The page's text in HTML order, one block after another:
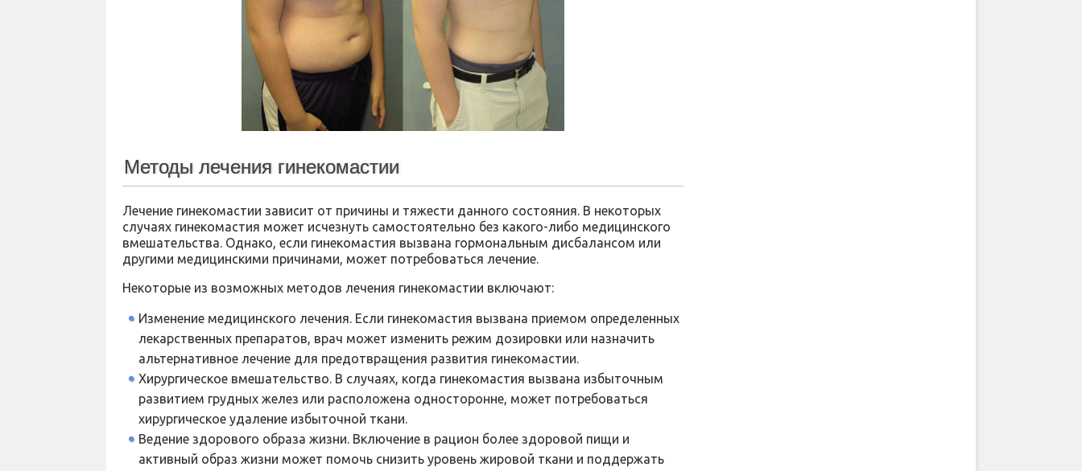
Методы лечения гинекомастии
Лечение гинекомастии зависит от причины и тяжести данного состояния. В некоторых
случаях гинекомастия может исчезнуть самостоятельно без какого-либо медицинского
вмешательства. Однако, если гинекомастия вызвана гормональным дисбалансом или
другими медицинскими причинами, может потребоваться лечение.
Некоторые из возможных методов лечения гинекомастии включают:
Изменение медицинского лечения. Если гинекомастия вызвана приемом определенных
лекарственных препаратов, врач может изменить режим дозировки или назначить
альтернативное лечение для предотвращения развития гинекомастии.
Хирургическое вмешательство. В случаях, когда гинекомастия вызвана избыточным
развитием грудных желез или расположена односторонне, может потребоваться
хирургическое удаление избыточной ткани.
Ведение здорового образа жизни. Включение в рацион более здоровой пищи и
активный образ жизни может помочь снизить уровень жировой ткани и поддержать